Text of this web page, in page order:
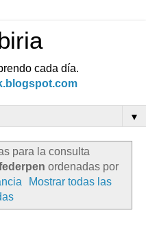
cada día.
▼
para la consulta
ordenadas por
Mostrar todas las